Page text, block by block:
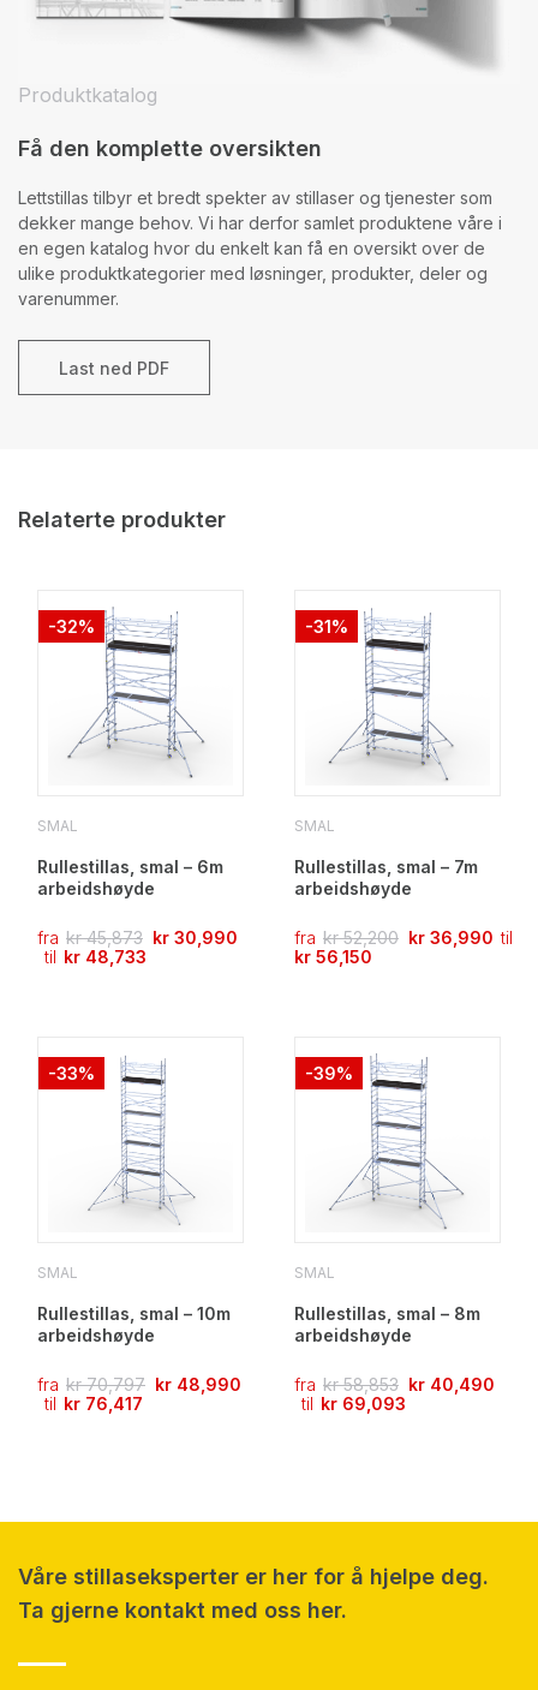
Produktkatalog
Få den komplette oversikten
Lettstillas tilbyr et bredt spekter av stillaser og tjenester som
dekker mange behov. Vi har derfor samlet produktene våre i
en egen katalog hvor du enkelt kan få en oversikt over de
ulike produktkategorier med løsninger, produkter, deler og
varenummer.
Last ned PDF
Relaterte produkter
-32%
SMAL
Rullestillas, smal – 6m
arbeidshøyde
fra kr45,873 kr 30,990
til kr 48,733
-31%
SMAL
Rullestillas, smal – 7m
arbeidshøyde
fra kr52,200 kr 36,990 til
kr 56,150
-33%
SMAL
Rullestillas, smal – 10m
arbeidshøyde
fra kr70,797 kr 48,990
til kr 76,417
-39%
SMAL
Rullestillas, smal – 8m
arbeidshøyde
fra kr58,853 kr 40,490
til kr 69,093
Våre stillaseksperter er her for å hjelpe deg.
Ta gjerne kontakt med oss her.